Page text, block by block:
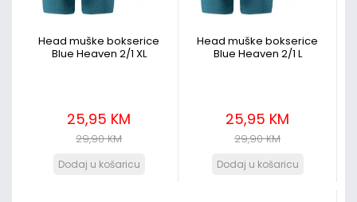
Head muške bokserice
Blue Heaven 2/1 XL
25,95 KM
29,90 KM
Head muške bokserice
Blue Heaven 2/1 L
25,95 KM
29,90 KM